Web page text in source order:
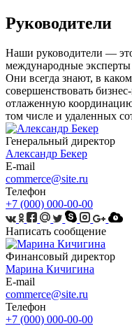
Руководители
Наши руководители —
международные
Они всегда знают, в
совершенствовать
отлаженную
том числе и удаленных
Генеральный директор
Александр Бекер
E-mail
commerce@site.ru
Телефон
+7 (000) 000-00-00
Написать сообщение
Финансовый директор
Марина Кичигина
E-mail
commerce@site.ru
Телефон
+7 (000) 000-00-00